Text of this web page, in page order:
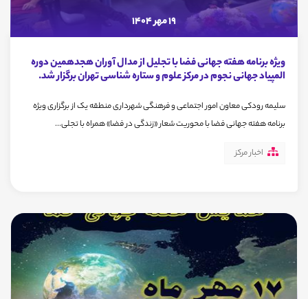
19 مهر 1404
ویژه برنامه هفته جهانی فضا با تجلیل از مدال آوران هجدهمین دوره
المپیاد جهانی نجوم در مرکز علوم‌ و‌ ستاره شناسی تهران برگزار شد.
سلیمه رودکی معاون امور اجتماعی و فرهنگی شهرداری منطقه یک از برگزاری ویژه
برنامه هفته جهانی فضا با محوریت شعار «زندگی در فضا» همراه با تجلی...
اخبار مرکز